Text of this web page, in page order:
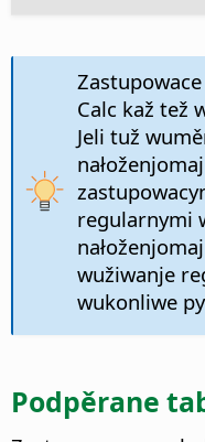
Calc kaž tež
Jeli tuž
regularnymi
wužiwanje
wukonliwe
Podpěrane